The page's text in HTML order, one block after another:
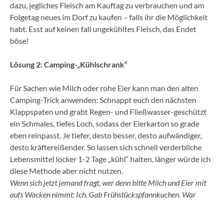
dazu, jegliches Fleisch am Kauftag zu verbrauchen und am
Folgetag neues im Dorf zu kaufen – falls ihr die Möglichkeit
habt. Esst auf keinen fall ungekühltes Fleisch, das Endet
böse!
Lösung 2: Camping-„Kühlschrank“
Für Sachen wie Milch oder rohe Eier kann man den alten
Camping-Trick anwenden: Schnappt euch den nächsten
Klappspaten und grabt Regen- und Fließwasser-geschützt
ein Schmales, tiefes Loch, sodass der Eierkarton so grade
eben reinpasst. Je tiefer, desto besser, desto aufwändiger,
desto kräftereißender. So lassen sich schnell verderbliche
Lebensmittel locker 1-2 Tage „kühl“ halten, länger würde ich
diese Methode aber nicht nutzen.
Wenn sich jetzt jemand fragt, wer denn bitte Milch und Eier mit
aufs Wacken nimmt: Ich. Gab Frühstückspfannkuchen. War